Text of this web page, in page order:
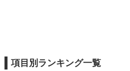
項目別ランキング一覧